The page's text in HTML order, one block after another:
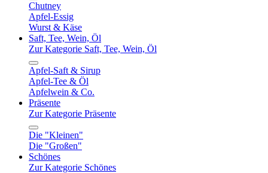
Chutney
Apfel-Essig
Wurst & Käse
Saft, Tee, Wein, Öl
Zur Kategorie Saft, Tee, Wein, Öl
Apfel-Saft & Sirup
Apfel-Tee & Öl
Apfelwein & Co.
Präsente
Zur Kategorie Präsente
Die "Kleinen"
Die "Großen"
Schönes
Zur Kategorie Schönes